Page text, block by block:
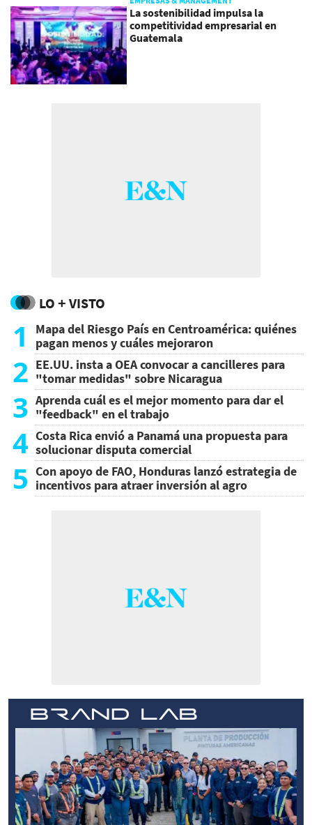
La sostenibilidad impulsa la
competitividad empresarial en
Guatemala
LO + VISTO
1
Mapa del Riesgo País en Centroamérica: quiénes
pagan menos y cuáles mejoraron
2 EE.UU. insta a OEA convocar a cancilleres para
"tomar medidas" sobre Nicaragua
3 Aprenda cuál es el mejor momento para dar el
"feedback" en el trabajo
4 Costa Rica envió a Panamá una propuesta para
solucionar disputa comercial
5 Con apoyo de FAO, Honduras lanzó estrategia de
incentivos para atraer inversión al agro